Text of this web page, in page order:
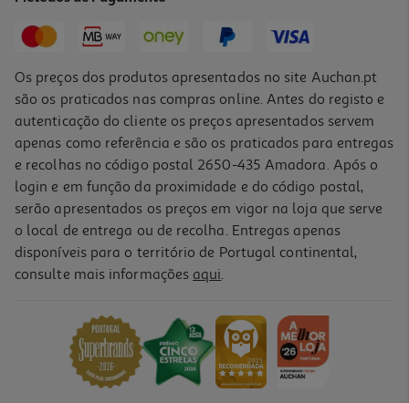
Promoção
-20%
Champô Lola Purple Iluminador 250ml
Price reduced from
10,39 €
Os preços dos produtos apresentados no site Auchan.pt
são os praticados nas compras online. Antes do registo e
autenticação do cliente os preços apresentados servem
apenas como referência e são os praticados para entregas
e recolhas no código postal 2650-435 Amadora. Após o
login e em função da proximidade e do código postal,
serão apresentados os preços em vigor na loja que serve
o local de entrega ou de recolha. Entregas apenas
disponíveis para o território de Portugal continental,
consulte mais informações aqui.